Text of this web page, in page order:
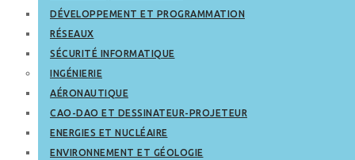
DÉVELOPPEMENT ET PROGRAMMATION
RÉSEAUX
SÉCURITÉ INFORMATIQUE
INGÉNIERIE
AÉRONAUTIQUE
CAO-DAO ET DESSINATEUR-PROJETEUR
ENERGIES ET NUCLÉAIRE
ENVIRONNEMENT ET GÉOLOGIE